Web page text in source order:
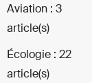
Aviation : 3
article(s)
Écologie : 22
article(s)